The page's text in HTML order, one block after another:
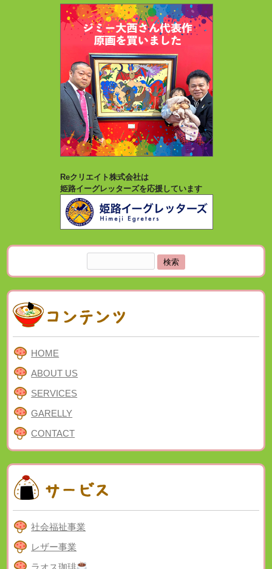
Reクリエイト株式会社は
姫路イーグレッターズを応援しています
索:
HOME
ABOUT US
SERVICES
GARELLY
CONTACT
社会福祉事業
レザー事業
ラオス珈琲